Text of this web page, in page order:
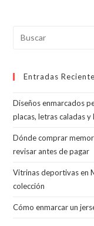
Entradas
Diseños enmarcados
placas, letras caladas y
Dónde comprar
revisar antes de pagar
Vitrinas deportivas en
colección
Cómo enmarcar un